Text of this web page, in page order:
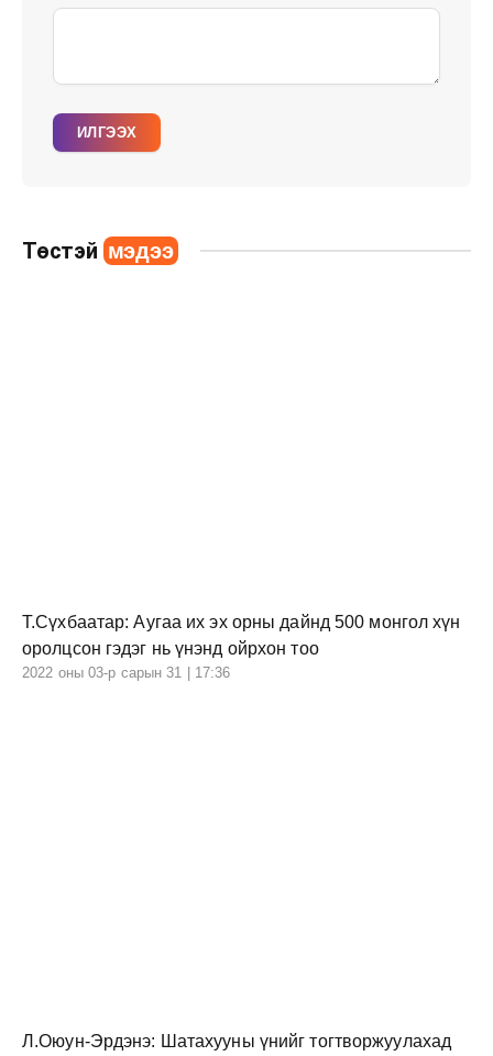
ИЛГЭЭХ
Төстэй мэдээ
Т.Сүхбаатар: Аугаа их эх орны дайнд 500 монгол хүн
оролцсон гэдэг нь үнэнд ойрхон тоо
2022 оны 03-р сарын 31 | 17:36
Л.Оюун-Эрдэнэ: Шатахууны үнийг тогтворжуулахад